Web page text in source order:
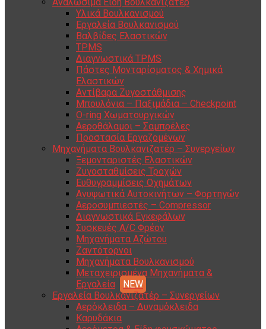
Υλικά Βουλκανισμού
Εργαλεία Βουλκανισμού
Βαλβίδες Ελαστικών
TPMS
Διαγνωστικά TPMS
Πάστες Μονταρίσματος & Χημικά
Ελαστικών
Αντίβαρα Ζυγοστάθμισης
Μπουλόνια – Παξιμάδια – Checkpoint
O-ring Χωματουργικών
Αεροθάλαμοι – Σαμπρέλες
Προστασία Εργαζομένων
Μηχανήματα Βουλκανιζατέρ – Συνεργείων
Ξεμονταριστές Ελαστικών
Ζυγοσταθμίσεις Τροχών
Ευθυγραμμίσεις Οχημάτων
Ανυψωτικά Αυτοκινήτων – Φορτηγών
Αεροσυμπιεστές – Compressor
Διαγνωστικά Εγκεφάλων
Συσκευές A/C Φρέον
Μηχανήματα Αζώτου
Ζαντότορνοι
Μηχανήματα Βουλκανισμού
Μεταχειρισμένα Μηχανήματα &
Εργαλεία
Εργαλεία Βουλκανιζατέρ – Συνεργείων
Αερόκλειδα – Δυναμόκλειδα
Καρυδάκια